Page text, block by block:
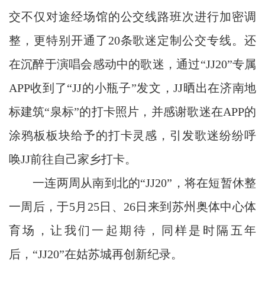
交不仅对途经场馆的公交线路班次进行加密调
整，更特别开通了20条歌迷定制公交专线。还
在沉醉于演唱会感动中的歌迷，通过“JJ20”专属
APP收到了“JJ的小瓶子”发文，JJ晒出在济南地
标建筑“泉标”的打卡照片，并感谢歌迷在APP的
涂鸦板板块给予的打卡灵感，引发歌迷纷纷呼
唤JJ前往自己家乡打卡。
一连两周从南到北的“JJ20”，将在短暂休整
一周后，于5月25日、26日来到苏州奥体中心体
育场，让我们一起期待，同样是时隔五年
后，“JJ20”在姑苏城再创新纪录。